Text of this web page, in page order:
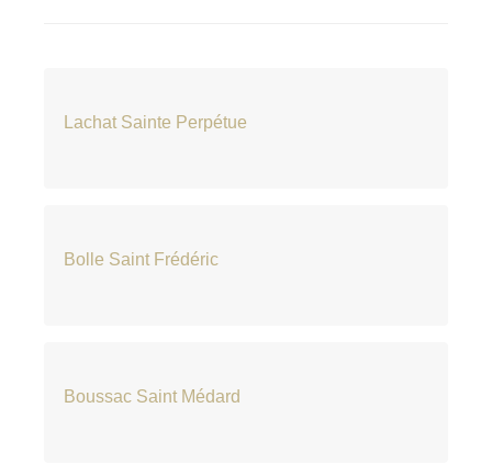
Lachat Sainte Perpétue
Bolle Saint Frédéric
Boussac Saint Médard